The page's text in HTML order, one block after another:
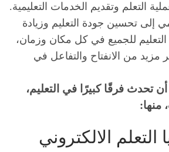
التعلم وتقديم الخدمات التعليمية.
إلى تحسين جودة التعليم وزيادة
للجميع في كل مكان وزمان،
مزيد من الانفتاح والتفاعل في
تحدث فرقًا كبيرًا في التعليم،
منها: